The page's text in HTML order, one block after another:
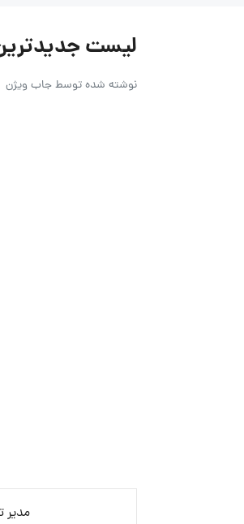
لیست جدیدترین
نوشته شده توسطجاب ویژن